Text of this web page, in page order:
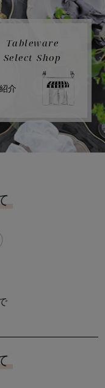
Tableware
Select Shop
介